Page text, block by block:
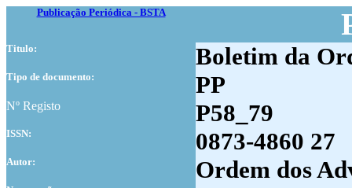
Publicação Periódica - BSTA
Titulo: Boletim da
Tipo de documento: PP
Nº Registo P58_79
ISSN: 0873-4860 27
Autor: Ordem dos